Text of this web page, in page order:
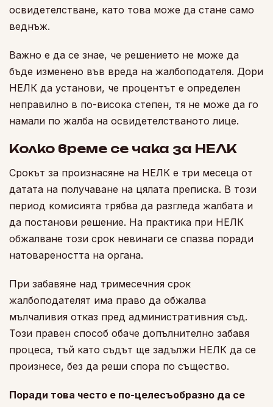
освидетелстване, като това може да стане само
веднъж.
Важно е да се знае, че решението не може да
бъде изменено във вреда на жалбоподателя. Дори
НЕЛК да установи, че процентът е определен
неправилно в по-висока степен, тя не може да го
намали по жалба на освидетелстваното лице.
Колко време се чака за НЕЛК
Срокът за произнасяне на НЕЛК е три месеца от
датата на получаване на цялата преписка. В този
период комисията трябва да разгледа жалбата и
да постанови решение. На практика при НЕЛК
обжалване този срок невинаги се спазва поради
натовареността на органа.
При забавяне над тримесечния срок
жалбоподателят има право да обжалва
мълчаливия отказ пред административния съд.
Този правен способ обаче допълнително забавя
процеса, тъй като съдът ще задължи НЕЛК да се
произнесе, без да реши спора по същество.
Поради това често е по-целесъобразно да се